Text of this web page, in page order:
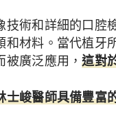
技術和詳細的口腔
和材料。當代植牙
被廣泛應用，這對
士峻醫師具備豐富